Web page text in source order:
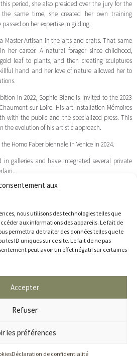
aux
nous utilisons des technologies telles que
aux informations des appareils. Le fait de
permettra de traiter des données telles que le
les ID uniques sur ce site. Le fait de ne pas
peut avoir un effet négatif sur certaines
Accepter
Refuser
les préférences
Déclaration de confidentialité
period, she also presided over the jury for the
the same time, she created her own training
on her expertise in gilding.
Master Artisan in the arts and crafts. That same
her career. A natural forager since childhood,
leaf to plants, and then creating sculptures
hand and her love of nature allowed her to
in 2022, Sophie Blanc is invited to the 2023
sur-Loire. His art installation Mémoires
with the public and the specialized press. This
the evolution of his artistic approach.
Homo Faber biennale in Venice in 2024.
in galleries and have integrated several private
Blanc Doreuse
© Mentions légales | Politiques de confidentialité